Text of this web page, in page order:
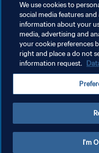
We use cookies to
social media features
information about your
media, advertising and
your cookie preferences
right and place a do not
information request.
I'm